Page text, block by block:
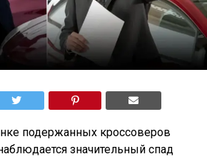
подержанных кроссоверов
значительный спад